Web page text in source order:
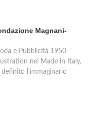
Magnani-
e Pubblicità 1950-
nel Made in Italy,
l’immaginario